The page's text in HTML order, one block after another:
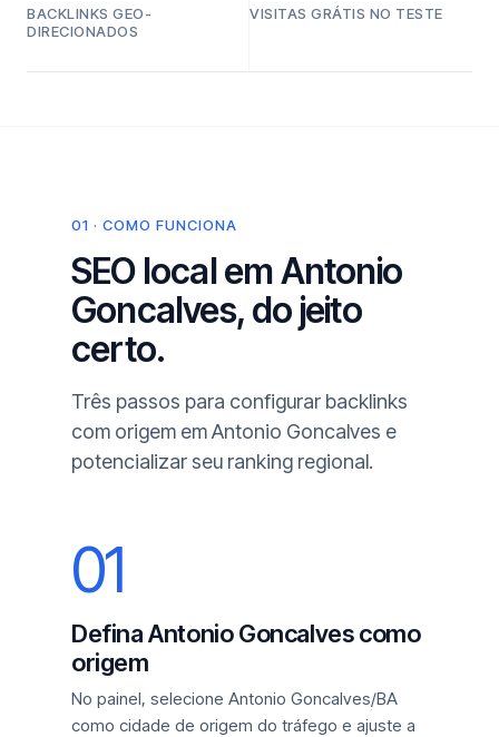
BACKLINKS GEO-
DIRECIONADOS
VISITAS GRÁTIS NO TESTE
01 · COMO FUNCIONA
SEO local em Antonio
Goncalves, do jeito
certo.
Três passos para configurar backlinks
com origem em Antonio Goncalves e
potencializar seu ranking regional.
01
Defina Antonio Goncalves como
origem
No painel, selecione Antonio Goncalves/BA
como cidade de origem do tráfego e ajuste a